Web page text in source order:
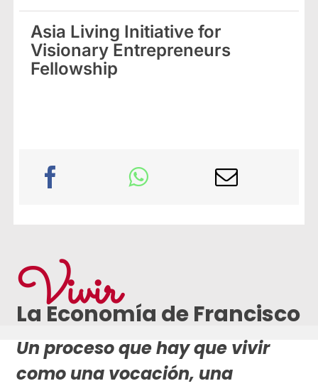
Asia Living Initiative for
Visionary Entrepreneurs
Fellowship
Vivir
La Economía de Francisco
Un proceso que hay que vivir
como una vocación, una